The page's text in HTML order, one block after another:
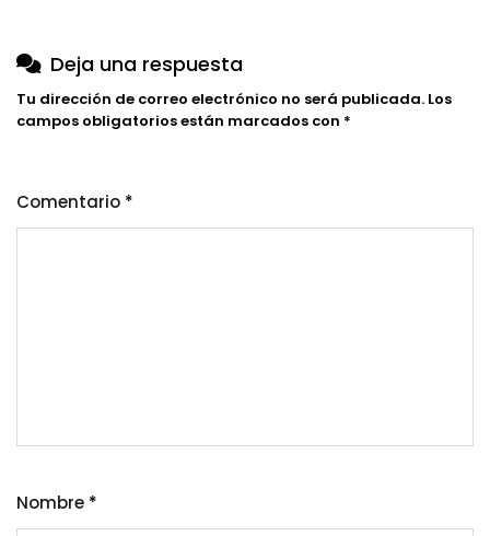
Deja una respuesta
Tu dirección de correo electrónico no será publicada. Los
campos obligatorios están marcados con *
Comentario *
Nombre *